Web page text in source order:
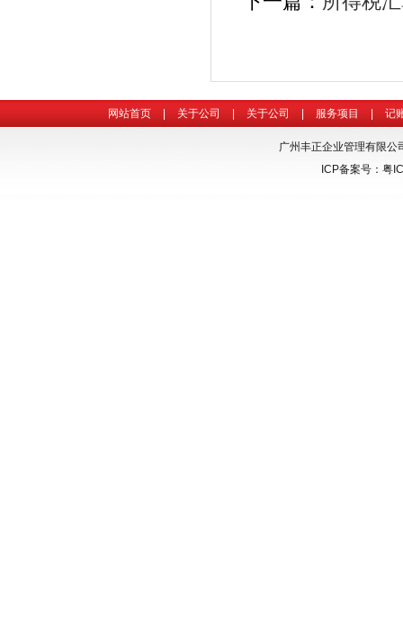
网站首页 关于公司 关于公司 服务项目 记
广州丰正企业管理有限
ICP备案号： 粤